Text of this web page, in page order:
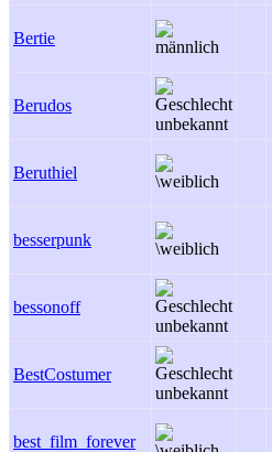
Bertie
Berudos
Beruthiel
besserpunk
bessonoff
BestCostumer
best_film_forever